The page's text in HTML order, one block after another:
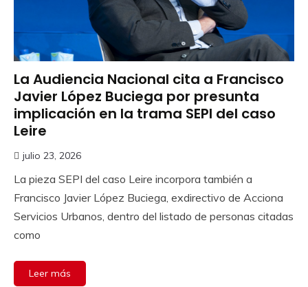
La Audiencia Nacional cita a Francisco
Javier López Buciega por presunta
implicación en la trama SEPI del caso
Leire
julio 23, 2026
La pieza SEPI del caso Leire incorpora también a
Francisco Javier López Buciega, exdirectivo de Acciona
Servicios Urbanos, dentro del listado de personas citadas
como
Leer más